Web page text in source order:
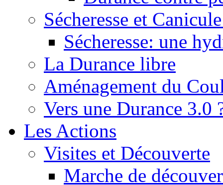
Sécheresse et
Sécheresse: une
La Durance libre
Aménagement du
Vers une Durance 3.0
Les Actions
Visites et Découverte
Marche de